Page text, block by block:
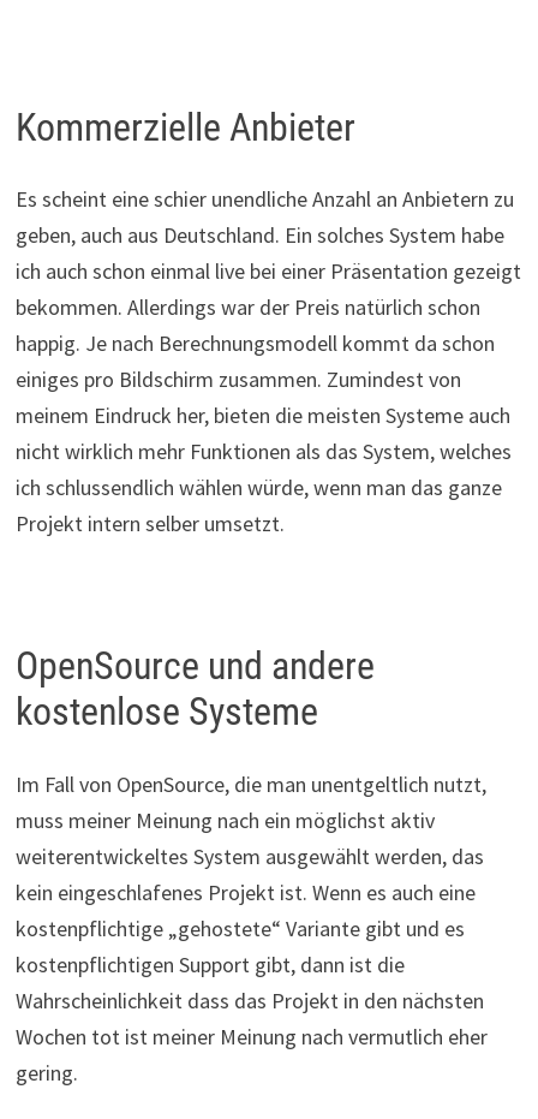
Kommerzielle Anbieter
Es scheint eine schier unendliche Anzahl an Anbietern zu
geben, auch aus Deutschland. Ein solches System habe
ich auch schon einmal live bei einer Präsentation gezeigt
bekommen. Allerdings war der Preis natürlich schon
happig. Je nach Berechnungsmodell kommt da schon
einiges pro Bildschirm zusammen. Zumindest von
meinem Eindruck her, bieten die meisten Systeme auch
nicht wirklich mehr Funktionen als das System, welches
ich schlussendlich wählen würde, wenn man das ganze
Projekt intern selber umsetzt.
OpenSource und andere
kostenlose Systeme
Im Fall von OpenSource, die man unentgeltlich nutzt,
muss meiner Meinung nach ein möglichst aktiv
weiterentwickeltes System ausgewählt werden, das
kein eingeschlafenes Projekt ist. Wenn es auch eine
kostenpflichtige „gehostete“ Variante gibt und es
kostenpflichtigen Support gibt, dann ist die
Wahrscheinlichkeit dass das Projekt in den nächsten
Wochen tot ist meiner Meinung nach vermutlich eher
gering.